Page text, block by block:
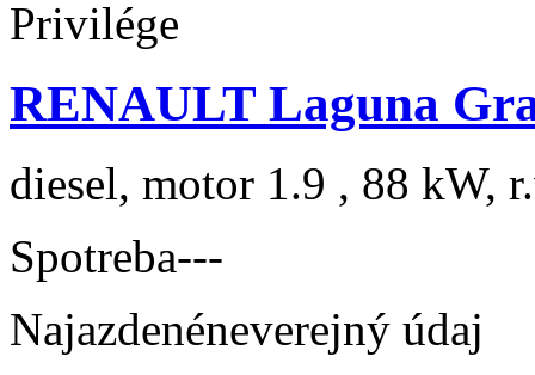
RENAULT Laguna
diesel, motor 1.9 , 88 kW,
Spotreba---
Najazdenéneverejný údaj